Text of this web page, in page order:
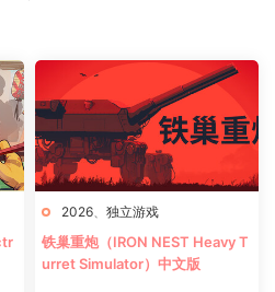
2026 独立游戏
铁巢重炮（IRON NEST Heavy T
urret Simulator）中文版